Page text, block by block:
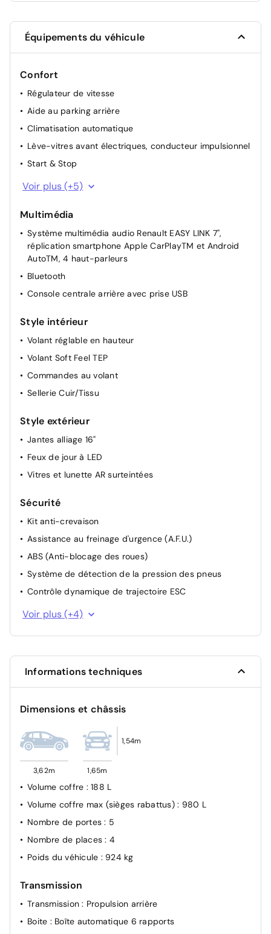
Équipements du véhicule
Confort
Régulateur de vitesse
Aide au parking arrière
Climatisation automatique
Lève-vitres avant électriques, conducteur impulsionnel
Start & Stop
Direction Assistée
Rétroviseurs extérieurs réglables manuellement
Verrouillage centralisé
Caméra de recul
Voir plus (+5)
Multimédia
Système multimédia audio Renault EASY LINK 7",
réplication smartphone Apple CarPlayTM et Android
AutoTM, 4 haut-parleurs
Bluetooth
Console centrale arrière avec prise USB
Style intérieur
Volant réglable en hauteur
Volant Soft Feel TEP
Commandes au volant
Sellerie Cuir/Tissu
Style extérieur
Jantes alliage 16"
Feux de jour à LED
Vitres et lunette AR surteintées
Sécurité
Kit anti-crevaison
Assistance au freinage d'urgence (A.F.U.)
ABS (Anti-blocage des roues)
Système de détection de la pression des pneus
Contrôle dynamique de trajectoire ESC
Alerte non bouclage de ceintures avant
Voir plus (+4)
Informations techniques
Dimensions et châssis
3,62m 1,65m
1,54m
Volume coffre : 188 L
Volume coffre max (sièges rabattus) : 980 L
Nombre de portes: 5
Nombre de places: 4
Poids du véhicule : 924 kg
Transmission
Transmission: Propulsion arrière
Boite : Boîte automatique 6 rapports